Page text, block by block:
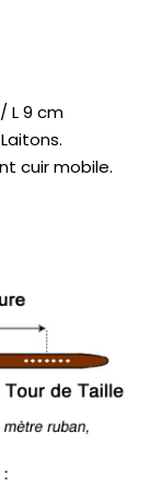
L 9 cm
cuir mobile.